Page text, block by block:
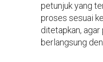
petunjuk yang
proses sesuai
ditetapkan,
berlangsung